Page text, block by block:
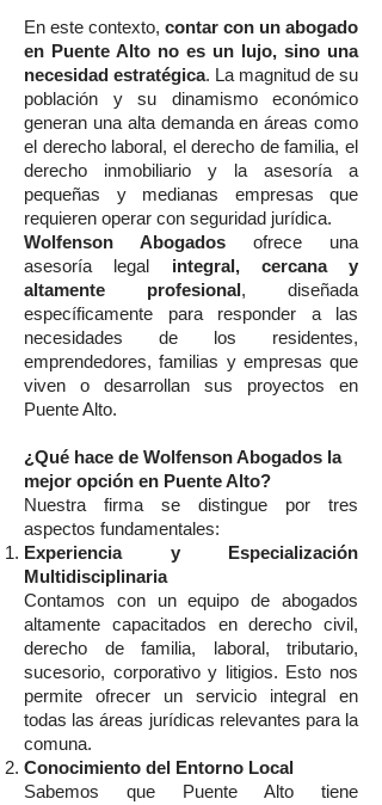
En este contexto, contar con un abogado
en Puente Alto no es un lujo, sino una
necesidad estratégica. La magnitud de su
población y su dinamismo económico
generan una alta demanda en áreas como
el derecho laboral, el derecho de familia, el
derecho inmobiliario y la asesoría a
pequeñas y medianas empresas que
requieren operar con seguridad jurídica.
Wolfenson Abogados ofrece una
asesoría legal integral, cercana y
altamente profesional , diseñada
específicamente para responder a las
necesidades de los residentes,
emprendedores, familias y empresas que
viven o desarrollan sus proyectos en
Puente Alto.
¿Qué hace de Wolfenson Abogados la
mejor opción en Puente Alto?
Nuestra firma se distingue por tres
aspectos fundamentales:
Experiencia y Especialización
Multidisciplinaria
Contamos con un equipo de abogados
altamente capacitados en derecho civil,
derecho de familia, laboral, tributario,
sucesorio, corporativo y litigios. Esto nos
permite ofrecer un servicio integral en
todas las áreas jurídicas relevantes para la
comuna.
Conocimiento del Entorno Local
Sabemos que Puente Alto tiene